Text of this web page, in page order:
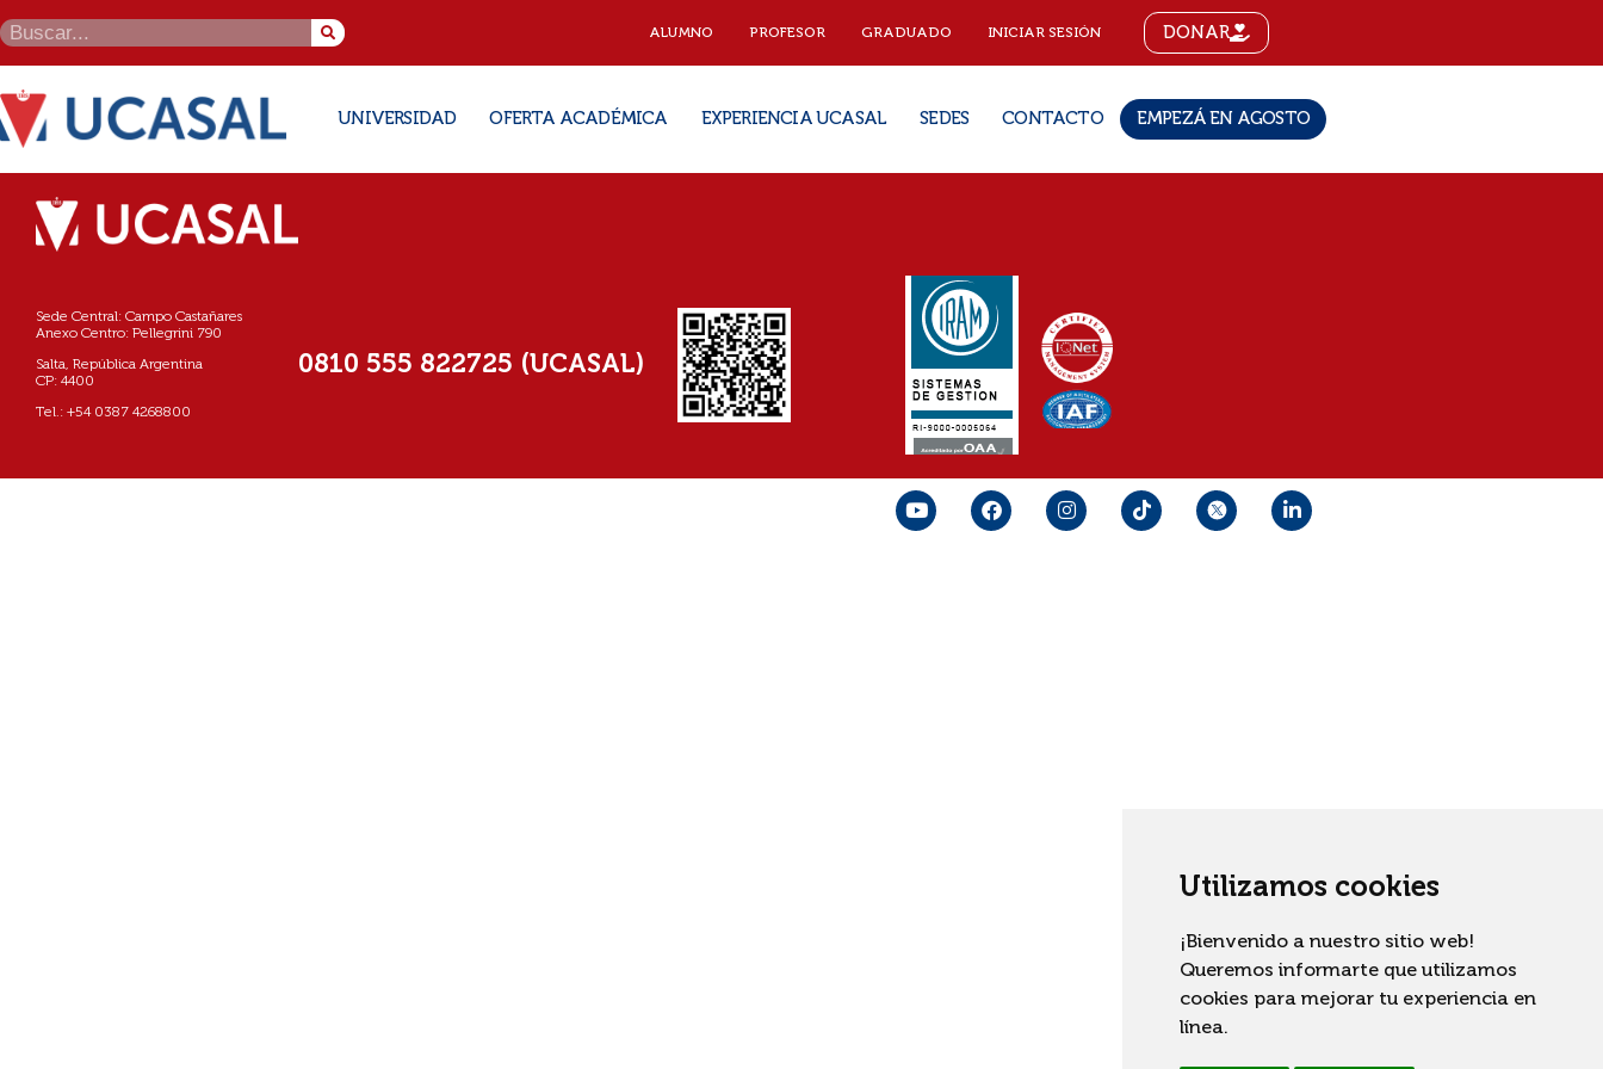
Utilizamos cookies
¡Bienvenido a nuestro sitio web!
Queremos informarte que utilizamos
cookies para mejorar tu experiencia en
línea.
ALUMNO PROFESOR GRADUADO INICIAR SESIÓN DONAR
UNIVERSIDAD OFERTA ACADÉMICA EXPERIENCIA UCASAL SEDES CONTACTO EMPEZÁ EN AGOSTO
Sede Central: Campo Castañares
Anexo Centro: Pellegrini 790
Salta, República Argentina
CP: 4400
Tel.: +54 0387 4268800
0810 555 822725 (UCASAL)